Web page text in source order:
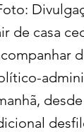
de casa